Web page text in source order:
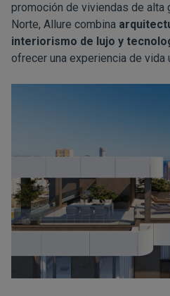
promoción de viviendas de alta
Norte, Allure combina
interiorismo de lujo y
ofrecer una experiencia de vida